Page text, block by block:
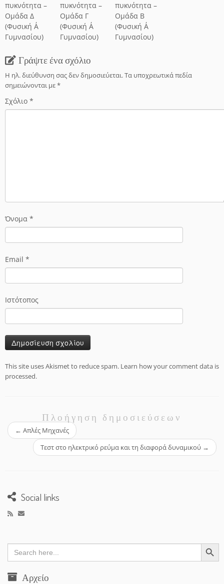
πυκνότητα –
Ομάδα Δ
(Φυσική Α΄
Γυμνασίου)
πυκνότητα –
Ομάδα Γ
(Φυσική Α΄
Γυμνασίου)
πυκνότητα –
Ομάδα Β
(Φυσική Α΄
Γυμνασίου)
Γράψτε ένα σχόλιο
Η ηλ. διεύθυνση σας δεν δημοσιεύεται.Τα υποχρεωτικά πεδία
σημειώνονται με*
Σχόλιο *
Όνομα *
Email *
Ιστότοπος
This site uses Akismet to reduce spam. Learn how your comment data is
processed.
Πλοήγηση δημοσιεύσεων
← Απλές Μηχανές
Τεστ στο ηλεκτρικό ρεύμα και τη διαφορά δυναμικού →
Social links
Search
for:
Search Button
Αρχείο